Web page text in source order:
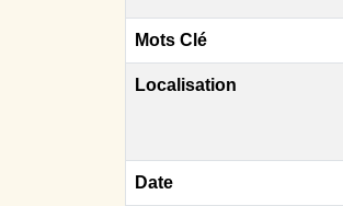
Mots Clé
Localisation
Date